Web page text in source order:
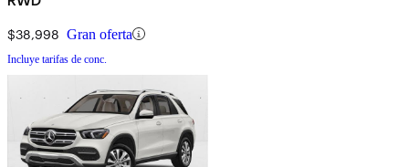
$38,998 Gran oferta
Incluye tarifas de conc.